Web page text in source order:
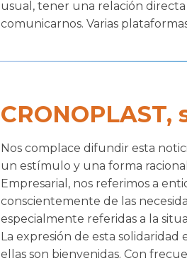
usual, tener una relación
comunicarnos. Varias plataformas
Nos complace difundir esta
un estímulo y una forma
Empresarial, nos referimos a
conscientemente de las
especialmente referidas a la
La expresión de esta
ellas son bienvenidas. Con